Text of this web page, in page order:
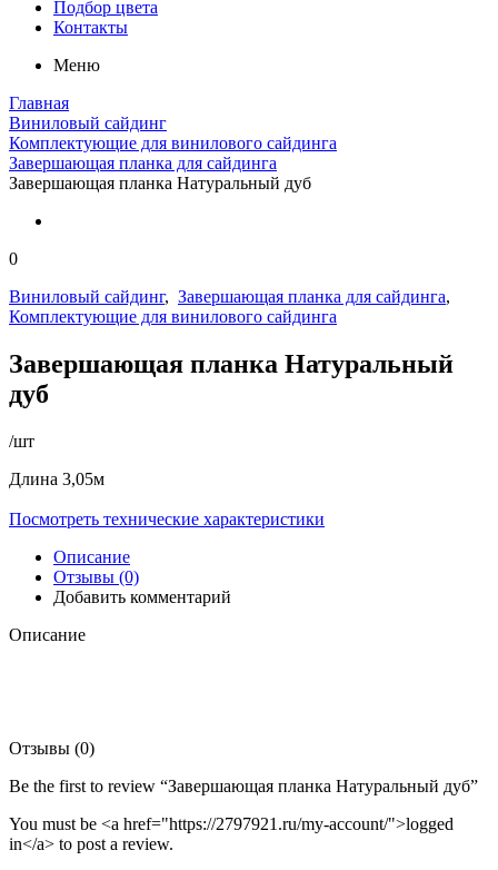
Подбор цвета
Контакты
Меню
Главная
Виниловый сайдинг
Комплектующие для винилового сайдинга
Завершающая планка для сайдинга
Завершающая планка Натуральный дуб
0
Виниловый сайдинг, Завершающая планка для сайдинга,
Комплектующие для винилового сайдинга
Завершающая планка Натуральный
дуб
/шт
Длина 3,05м
Посмотреть технические характеристики
Описание
Отзывы (0)
Добавить комментарий
Описание
Отзывы (0)
Be the first to review “Завершающая планка Натуральный дуб”
You must be <a href="https://2797921.ru/my-account/">logged
in</a> to post a review.